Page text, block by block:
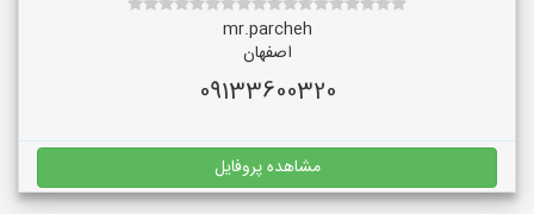
mr.parcheh
اصفهان
09133600320
مشاهده پروفایل